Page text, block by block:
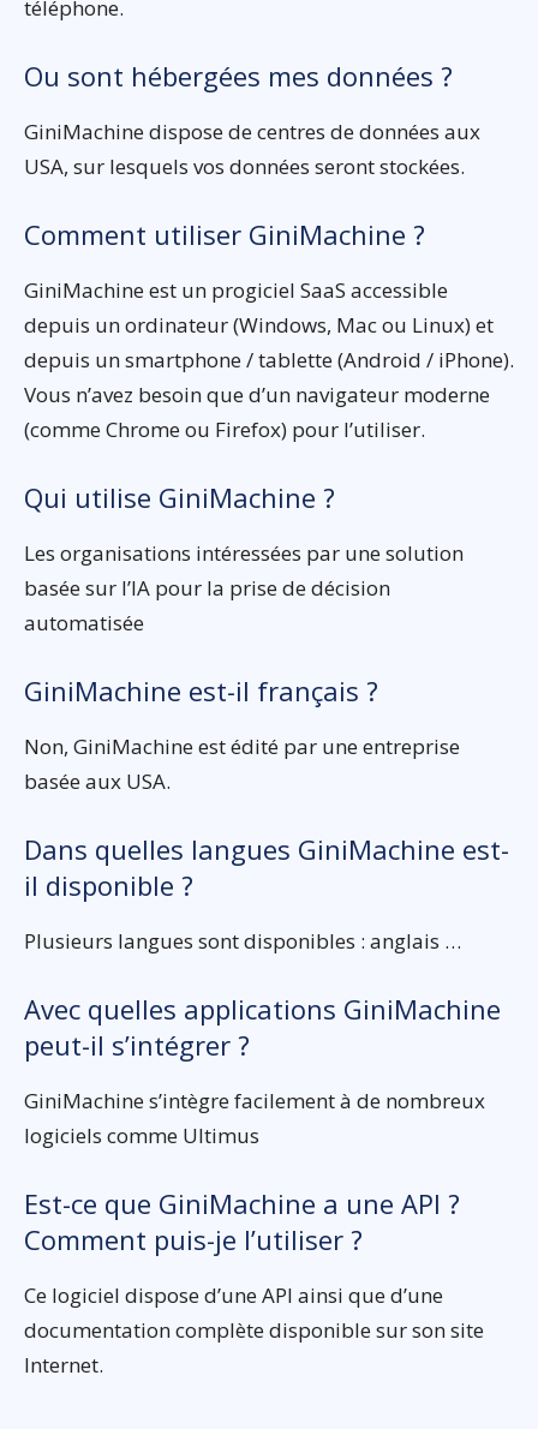
téléphone.
Ou sont hébergées mes données ?
GiniMachine dispose de centres de données aux
USA, sur lesquels vos données seront stockées.
Comment utiliser GiniMachine ?
GiniMachine est un progiciel SaaS accessible
depuis un ordinateur (Windows, Mac ou Linux) et
depuis un smartphone / tablette (Android / iPhone).
Vous n’avez besoin que d’un navigateur moderne
(comme Chrome ou Firefox) pour l’utiliser.
Qui utilise GiniMachine ?
Les organisations intéressées par une solution
basée sur l’IA pour la prise de décision
automatisée
GiniMachine est-il français ?
Non, GiniMachine est édité par une entreprise
basée aux USA.
Dans quelles langues GiniMachine est-
il disponible ?
Plusieurs langues sont disponibles : anglais …
Avec quelles applications GiniMachine
peut-il s’intégrer ?
GiniMachine s’intègre facilement à de nombreux
logiciels comme Ultimus
Est-ce que GiniMachine a une API ?
Comment puis-je l’utiliser ?
Ce logiciel dispose d’une API ainsi que d’une
documentation complète disponible sur son site
Internet.